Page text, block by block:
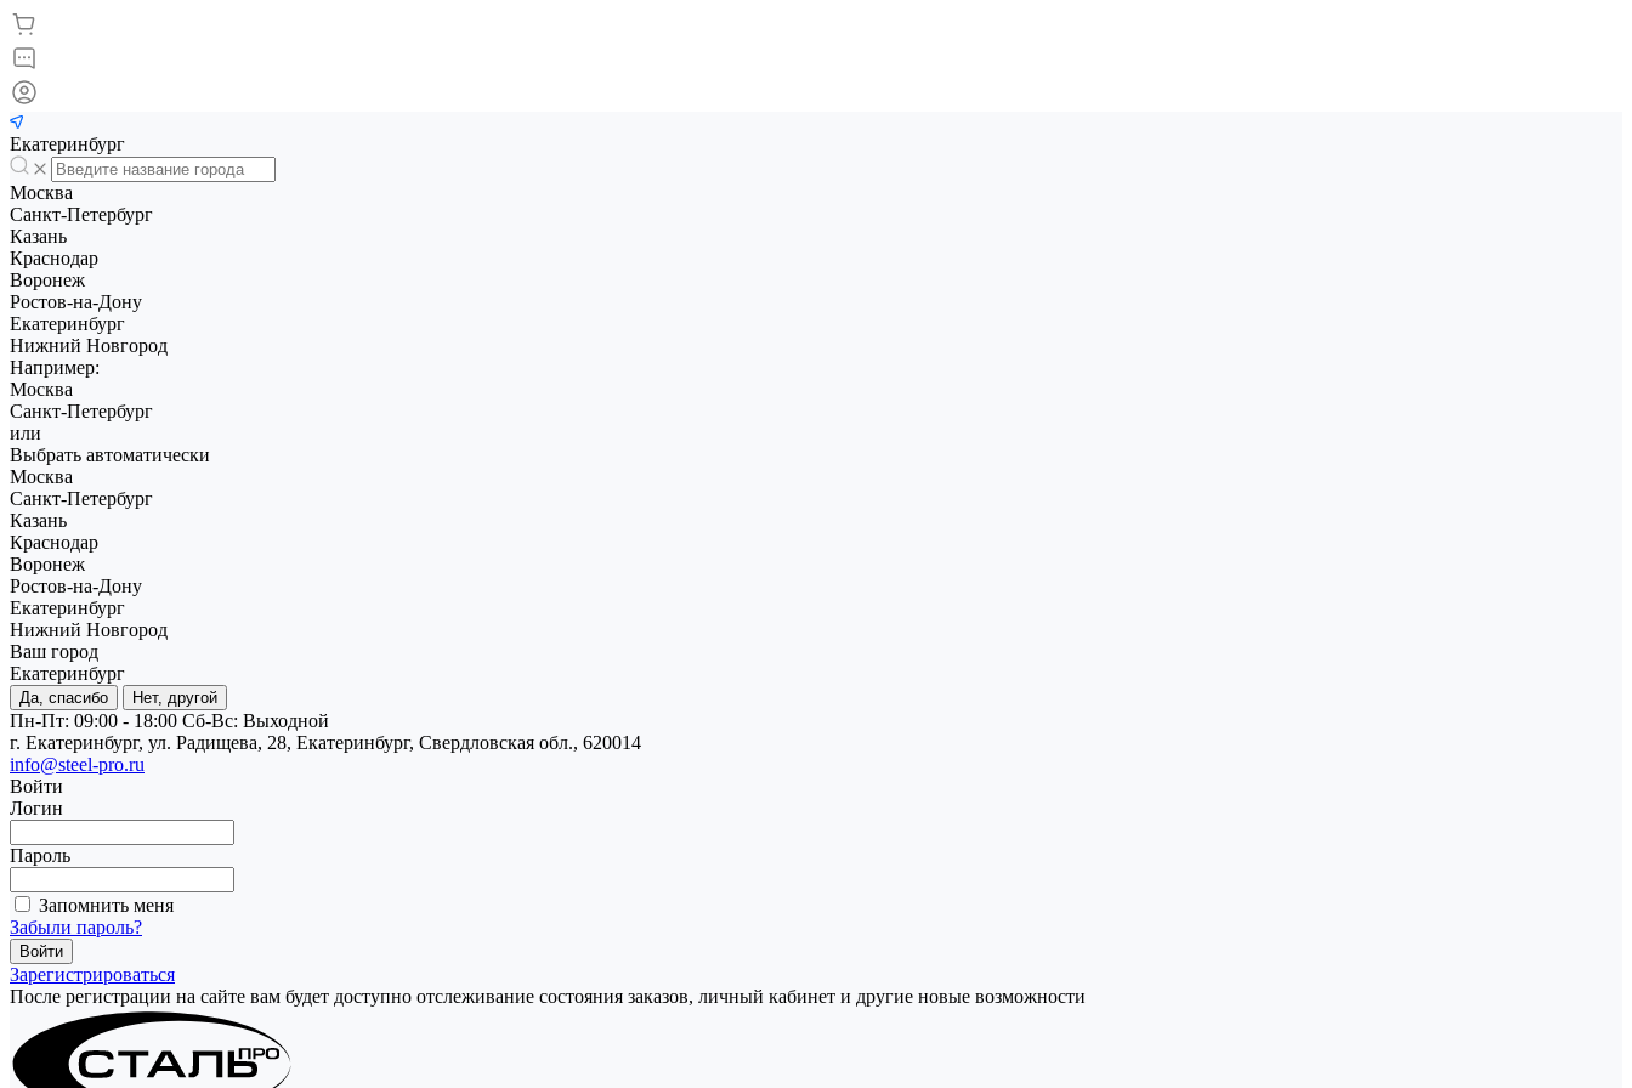
Екатеринбург
Москва
Санкт-Петербург
Казань
Краснодар
Воронеж
Ростов-на-Дону
Екатеринбург
Нижний Новгород
Например:
Москва
Санкт-Петербург
или
Выбрать автоматически
Москва
Санкт-Петербург
Казань
Краснодар
Воронеж
Ростов-на-Дону
Екатеринбург
Нижний Новгород
Ваш город
Екатеринбург
Да, спасибо Нет, другой
Пн-Пт: 09:00 - 18:00 Cб-Вс: Выходной
г. Екатеринбург, ул. Радищева, 28, Екатеринбург, Свердловская обл., 620014
info@steel-pro.ru
Войти
Логин
Пароль
Запомнить меня
Забыли пароль?
Зарегистрироваться
После регистрации на сайте вам будет доступно отслеживание состояния заказов, личный кабинет и другие новые возможности